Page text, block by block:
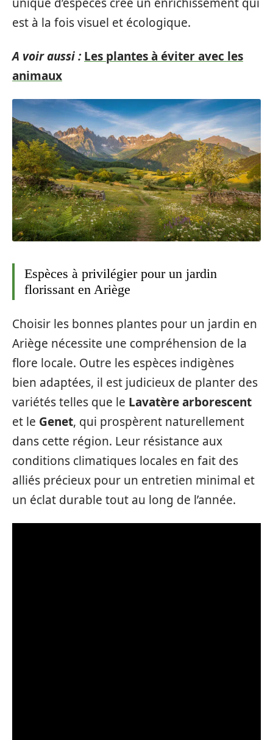
est à la fois visuel et écologique.
A voir aussi : Les plantes à éviter avec les
animaux
Espèces à privilégier pour un jardin
florissant en Ariège
Choisir les bonnes plantes pour un jardin en
Ariège nécessite une compréhension de la
flore locale. Outre les espèces indigènes
bien adaptées, il est judicieux de planter des
variétés telles que le Lavatère arborescent
et le Genet, qui prospèrent naturellement
dans cette région. Leur résistance aux
conditions climatiques locales en fait des
alliés précieux pour un entretien minimal et
un éclat durable tout au long de l’année.